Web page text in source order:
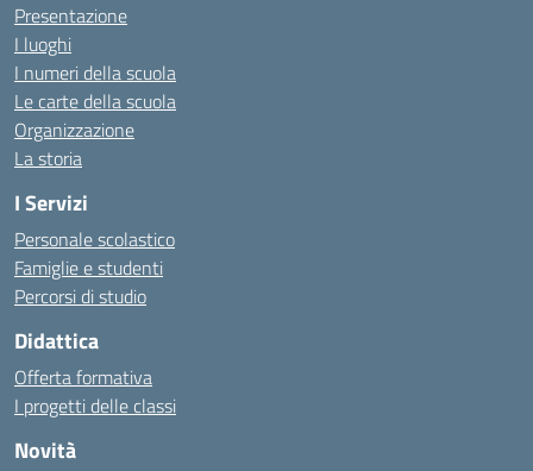
Presentazione
I luoghi
I numeri della scuola
Le carte della scuola
Organizzazione
La storia
I Servizi
Personale scolastico
Famiglie e studenti
Percorsi di studio
Didattica
Offerta formativa
I progetti delle classi
Novità